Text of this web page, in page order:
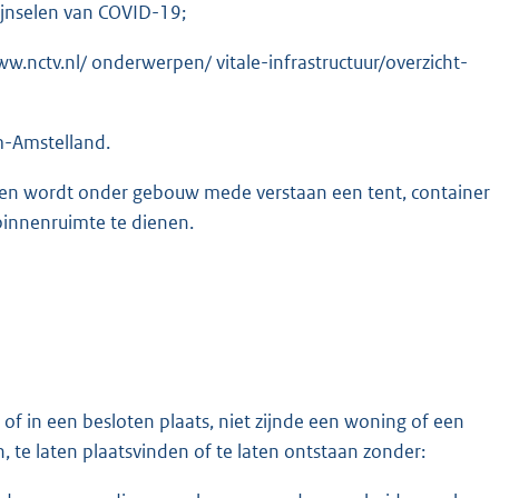
van COVID-19;
onderwerpen/ vitale-infrastructuur/overzicht-
Amstelland.
wordt onder gebouw mede verstaan een tent, container
te dienen.
in een besloten plaats, niet zijnde een woning of een
te laten plaatsvinden of te laten ontstaan zonder: